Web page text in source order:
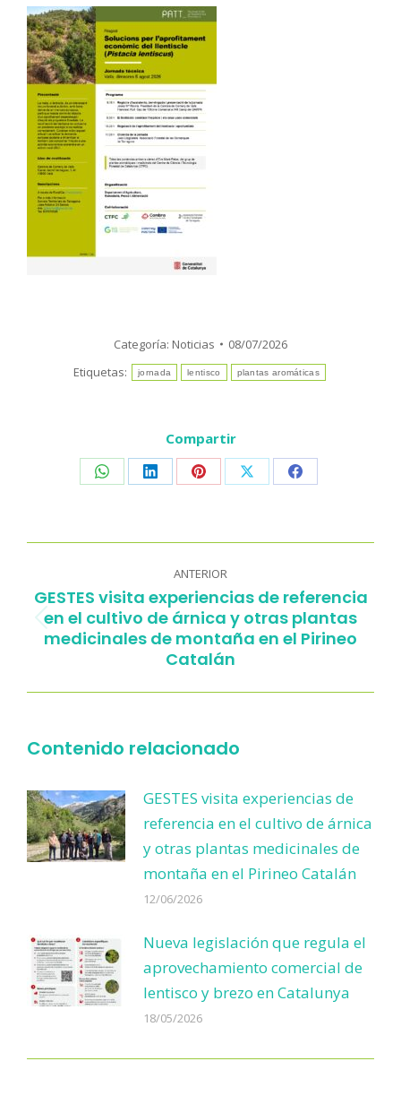
Categoría: Noticias
08/07/2026
Etiquetas:
jornada lentisco plantas aromáticas
Compartir
Share Share Share Share Share
Navegación
publicaciones
ANTERIOR
Publicación
anterior:
GESTES visita experiencias de referencia
en el cultivo de árnica y otras plantas
medicinales de montaña en el Pirineo
Catalán
Contenido relacionado
GESTES visita experiencias de
referencia en el cultivo de árnica
y otras plantas medicinales de
montaña en el Pirineo Catalán
12/06/2026
Nueva legislación que regula el
aprovechamiento comercial de
lentisco y brezo en Catalunya
18/05/2026